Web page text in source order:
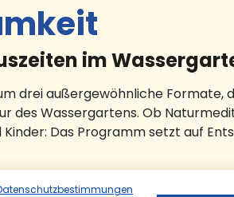
im
drei außergewöhnliche Formate,
des Wassergartens. Ob
Das Programm setzt auf